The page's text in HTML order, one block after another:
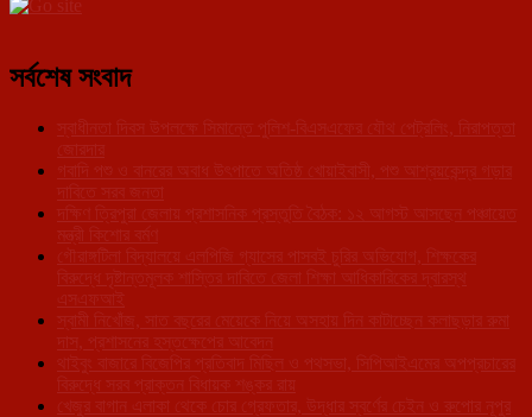
সর্বশেষ সংবাদ
স্বাধীনতা দিবস উপলক্ষে সিমান্তে পুলিশ-বিএসএফের যৌথ পেট্রলিং, নিরাপত্তা
জোরদার
গবাদি পশু ও বানরের অবাধ উৎপাতে অতিষ্ঠ খোয়াইবাসী, পশু আশ্রয়কেন্দ্র গড়ার
দাবিতে সরব জনতা
দক্ষিণ ত্রিপুরা জেলায় প্রশাসনিক প্রস্তুতি বৈঠক: ১২ আগস্ট আসছেন পঞ্চায়েত
মন্ত্রী কিশোর বর্মণ
গৌরাঙ্গটিলা বিদ্যালয়ে এলপিজি গ্যাসের পাসবই চুরির অভিযোগ, শিক্ষকের
বিরুদ্ধে দৃষ্টান্তমূলক শাস্তির দাবিতে জেলা শিক্ষা আধিকারিকের দ্বারস্থ
এসএফআই
স্বামী নিখোঁজ, সাত বছরের মেয়েকে নিয়ে অসহায় দিন কাটাচ্ছেন কলাছড়ার রুমা
দাস, প্রশাসনের হস্তক্ষেপের আবেদন
থাইবুং বাজারে বিজেপির প্রতিবাদ মিছিল ও পথসভা, সিপিআইএমের অপপ্রচারের
বিরুদ্ধে সরব প্রাক্তন বিধায়ক শঙ্কর রায়
খেজুর বাগান এলাকা থেকে চোর গ্রেফতার, উদ্ধার স্বর্ণের চেইন ও রুপোর নূপুর